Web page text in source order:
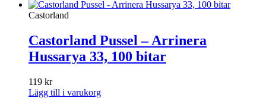
Castorland
Castorland Pussel – Arrinera
Hussarya 33, 100 bitar
119 kr
Lägg till i varukorg